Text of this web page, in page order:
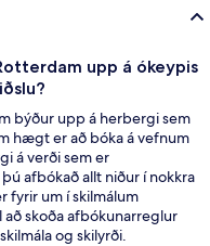
upp á ókeypis
býður upp á herbergi sem
hægt er að bóka á vefnum
á verði sem er
afbókað allt niður í nokkra
fyrir um í skilmálum
skoða afbókunarreglur
og skilyrði.